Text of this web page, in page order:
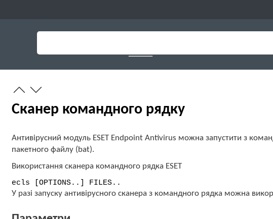
Сканер командного рядку
Антивірусний модуль ESET Endpoint Antivirus можна запустити з
пакетного файлу (bat).
Використання сканера командного рядка ESET
ecls [OPTIONS..] FILES..
У разі запуску антивірусного сканера з командного рядка можна